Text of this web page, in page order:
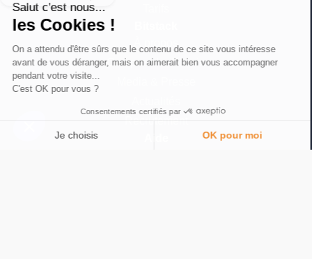
Salut c'est nous...
les Cookies !
On a attendu d'être sûrs que le contenu de ce site vous intéresse
avant de vous déranger, mais on aimerait bien vous accompagner
pendant votre visite...
C'est OK pour vous ?
Consentements certifiés par
Je choisis OK pour moi
À propos
Comprendre Bitcoin